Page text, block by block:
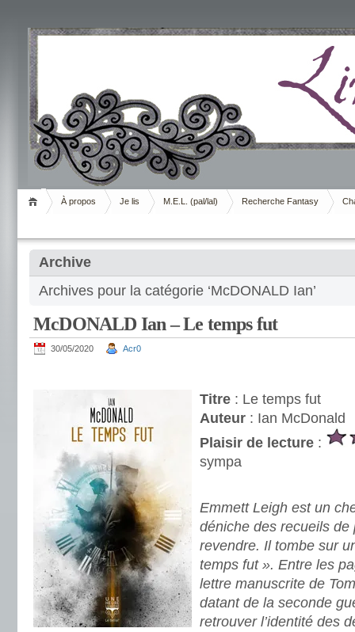
Livrement
À propos Je lis M.E.L. (pal/lal) Recherche Fantasy
Archive
Archives pour la catégorie ‘McDONALD Ian’
McDONALD Ian – Le temps fut
30/05/2020 Acr0
Titre : Le temps fut
Auteur : Ian McDonald
Plaisir de lecture :
sympa
Emmett Leigh est un
déniche des recueils de
revendre. Il tombe sur
temps fut ». Entre les
lettre manuscrite de
datant de la seconde
retrouver l’identité des